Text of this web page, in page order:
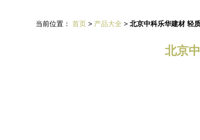
当前位置： 首页 > 产品大全 > 北京中科乐华建材 轻
北京